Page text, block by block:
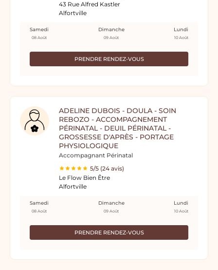
43 Rue Alfred Kastler
Alfortville
PRENDRE RENDEZ-VOUS
Samedi
08 Août
Dimanche
09 Août
Lundi
10 Août
ADELINE DUBOIS - DOULA - SOIN
REBOZO - ACCOMPAGNEMENT
PÉRINATAL - DEUIL PÉRINATAL -
GROSSESSE D'APRÈS - PORTAGE
PHYSIOLOGIQUE
Accompagnant Périnatal
5/5 (24 avis)
Le Flow Bien Être
Alfortville
PRENDRE RENDEZ-VOUS
Samedi
08 Août
Dimanche
09 Août
Lundi
10 Août